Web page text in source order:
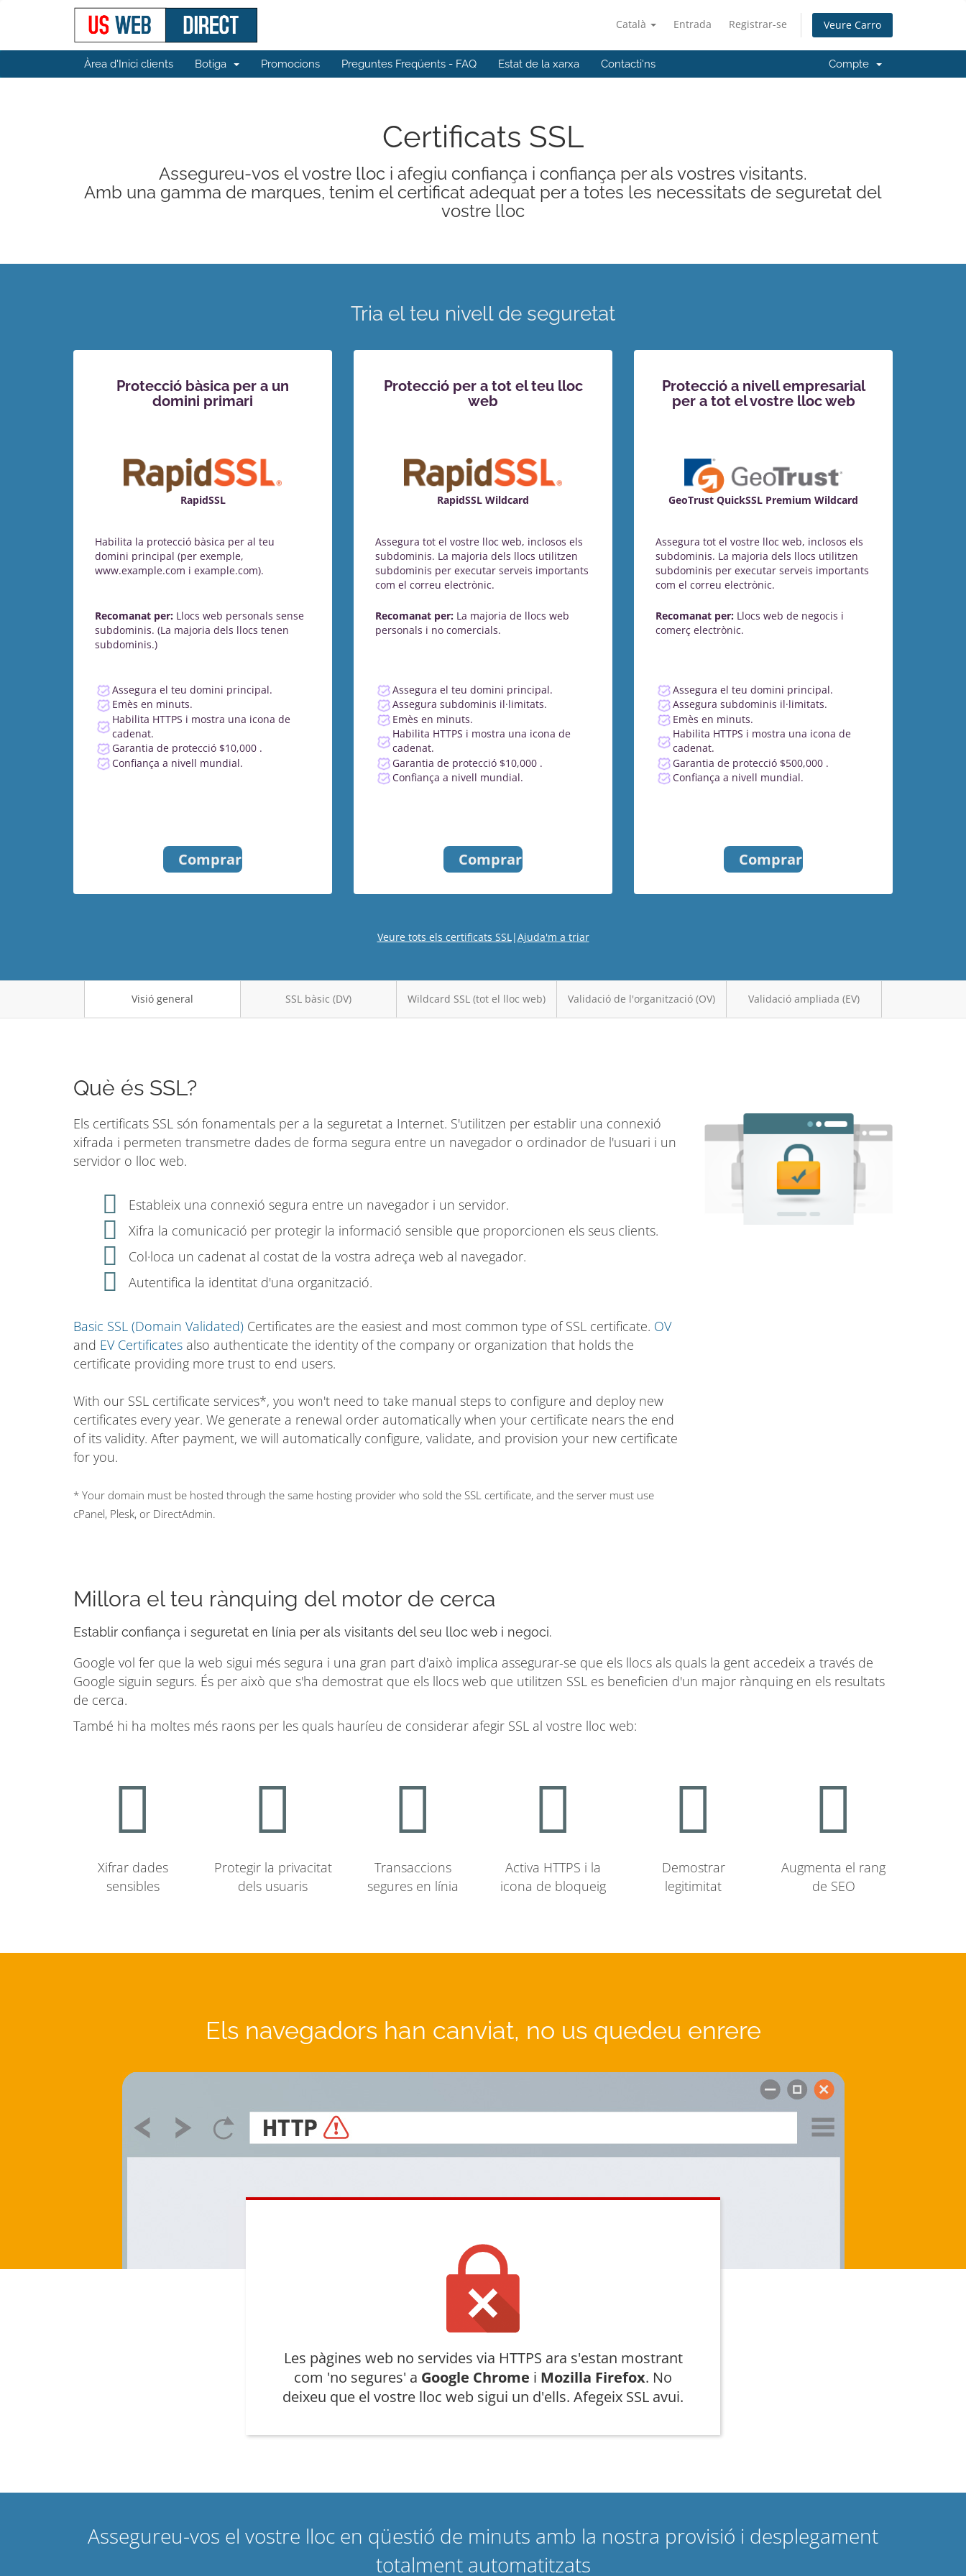
Català Entrada Registrar-se Veure Carro
Àrea d'Inici clients Botiga Promocions Preguntes Freqüents - FAQ Estat de la xarxa Contacti'ns Compte
Certificats SSL
Assegureu-vos el vostre lloc i afegiu confiança i confiança per als vostres visitants.
Amb una gamma de marques, tenim el certificat adequat per a totes les necessitats de seguretat del
vostre lloc
Tria el teu nivell de seguretat
Protecció bàsica per a un
domini primari
RapidSSL
Habilita la protecció bàsica per al teu
domini principal (per exemple,
www.example.com i example.com).
Recomanat per: Llocs web personals sense
subdominis. (La majoria dels llocs tenen
subdominis.)
Assegura el teu domini principal.
Emès en minuts.
Habilita HTTPS i mostra una icona de
cadenat.
Garantia de protecció $10,000 .
Confiança a nivell mundial.
Comprar
Protecció per a tot el teu lloc
web
RapidSSL Wildcard
Assegura tot el vostre lloc web, inclosos els
subdominis. La majoria dels llocs utilitzen
subdominis per executar serveis importants
com el correu electrònic.
Recomanat per: La majoria de llocs web
personals i no comercials.
Assegura el teu domini principal.
Assegura subdominis il·limitats.
Emès en minuts.
Habilita HTTPS i mostra una icona de
cadenat.
Garantia de protecció $10,000 .
Confiança a nivell mundial.
Comprar
Protecció a nivell empresarial
per a tot el vostre lloc web
GeoTrust QuickSSL Premium Wildcard
Assegura tot el vostre lloc web, inclosos els
subdominis. La majoria dels llocs utilitzen
subdominis per executar serveis importants
com el correu electrònic.
Recomanat per: Llocs web de negocis i
comerç electrònic.
Assegura el teu domini principal.
Assegura subdominis il·limitats.
Emès en minuts.
Habilita HTTPS i mostra una icona de
cadenat.
Garantia de protecció $500,000 .
Confiança a nivell mundial.
Comprar
Veure tots els certificats SSL|Ajuda'm a triar
Visió general SSL bàsic (DV) Wildcard SSL (tot el lloc web) Validació de l'organització (OV) Validació ampliada (EV)
Què és SSL?
Els certificats SSL són fonamentals per a la seguretat a Internet. S'utilitzen per establir una connexió
xifrada i permeten transmetre dades de forma segura entre un navegador o ordinador de l'usuari i un
servidor o lloc web.
Estableix una connexió segura entre un navegador i un servidor.
Xifra la comunicació per protegir la informació sensible que proporcionen els seus clients.
Col·loca un cadenat al costat de la vostra adreça web al navegador.
Autentifica la identitat d'una organització.
Basic SSL (Domain Validated) Certificates are the easiest and most common type of SSL certificate. OV
and EV Certificates also authenticate the identity of the company or organization that holds the
certificate providing more trust to end users.
With our SSL certificate services*, you won't need to take manual steps to configure and deploy new
certificates every year. We generate a renewal order automatically when your certificate nears the end
of its validity. After payment, we will automatically configure, validate, and provision your new certificate
for you.
* Your domain must be hosted through the same hosting provider who sold the SSL certificate, and the server must use
cPanel, Plesk, or DirectAdmin.
Millora el teu rànquing del motor de cerca
Establir confiança i seguretat en línia per als visitants del seu lloc web i negoci.
Google vol fer que la web sigui més segura i una gran part d'això implica assegurar-se que els llocs als quals la gent accedeix a través de
Google siguin segurs. És per això que s'ha demostrat que els llocs web que utilitzen SSL es beneficien d'un major rànquing en els resultats
de cerca.
També hi ha moltes més raons per les quals hauríeu de considerar afegir SSL al vostre lloc web:
Xifrar dades
sensibles
Protegir la privacitat
dels usuaris
Transaccions
segures en línia
Activa HTTPS i la
icona de bloqueig
Demostrar
legitimitat
Augmenta el rang
de SEO
Els navegadors han canviat, no us quedeu enrere
Les pàgines web no servides via HTTPS ara s'estan mostrant
com 'no segures' a Google Chrome i Mozilla Firefox. No
deixeu que el vostre lloc web sigui un d'ells. Afegeix SSL avui.
Assegureu-vos el vostre lloc en qüestió de minuts amb la nostra provisió i desplegament
totalment automatitzats